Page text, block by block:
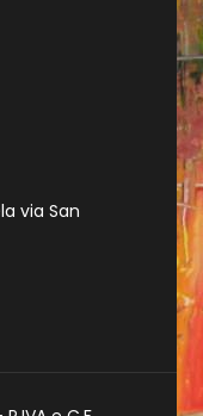
via San